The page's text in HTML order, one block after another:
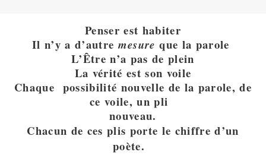
Penser est habiter
Il n’y a d’autre mesureque la parole
L’Être n’a pas de plein
La vérité est son voile
Chaque possibilité nouvelle de la parole, de
ce voile, un pli
nouveau.
Chacun de ces plis porte le chiffre d’un
poète.